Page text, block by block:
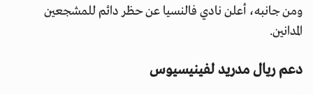
ومن جانبه، أعلن نادي فالنسيا عن حظر دائم للمشجعين
المدانين.
دعم ريال مدريد لفينيسيوس